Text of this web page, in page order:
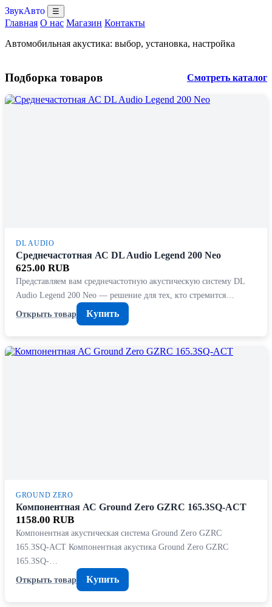
ЗвукАвто ☰
Главная О нас Магазин Контакты
Автомобильная акустика: выбор, установка, настройка
Подборка товаров Смотреть каталог
DL AUDIO
Среднечастотная АС DL Audio Legend 200 Neo
625.00 RUB
Представляем вам среднечастотную акустическую систему DL
Audio Legend 200 Neo — решение для тех, кто стремится…
Открыть товар
Купить
GROUND ZERO
Компонентная АС Ground Zero GZRC 165.3SQ-ACT
1158.00 RUB
Компонентная акустическая система Ground Zero GZRC
165.3SQ-ACT Компонентная акустика Ground Zero GZRC
165.3SQ-…
Открыть товар
Купить